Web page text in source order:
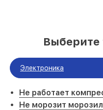
Электроника
Не работает
Не морозит